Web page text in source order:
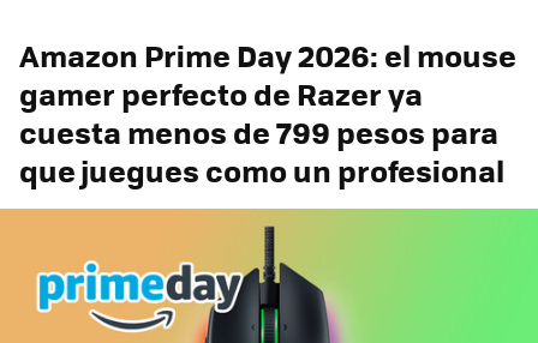
Amazon Prime Day 2026: el mouse
gamer perfecto de Razer ya
cuesta menos de 799 pesos para
que juegues como un profesional